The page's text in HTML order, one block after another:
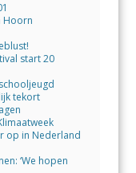
Hoorn
start 20
tekort
op in Nederland
‘We hopen